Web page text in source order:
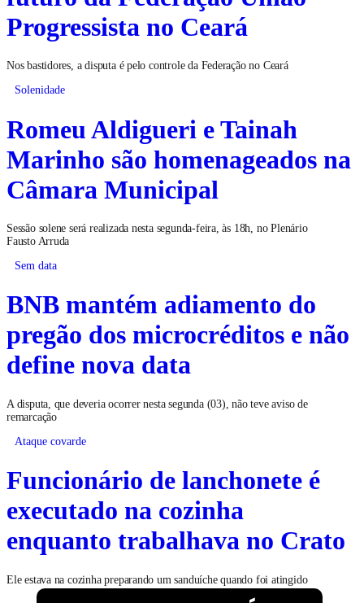
Progressista no Ceará
Nos bastidores, a disputa é pelo controle da Federação no Ceará
Solenidade
Romeu Aldigueri e Tainah
Marinho são homenageados na
Câmara Municipal
Sessão solene será realizada nesta segunda-feira, às 18h, no Plenário
Fausto Arruda
Sem data
BNB mantém adiamento do
pregão dos microcréditos e não
define nova data
A disputa, que deveria ocorrer nesta segunda (03), não teve aviso de
remarcação
Ataque covarde
Funcionário de lanchonete é
executado na cozinha
enquanto trabalhava no Crato
Ele estava na cozinha preparando um sanduíche quando foi atingido